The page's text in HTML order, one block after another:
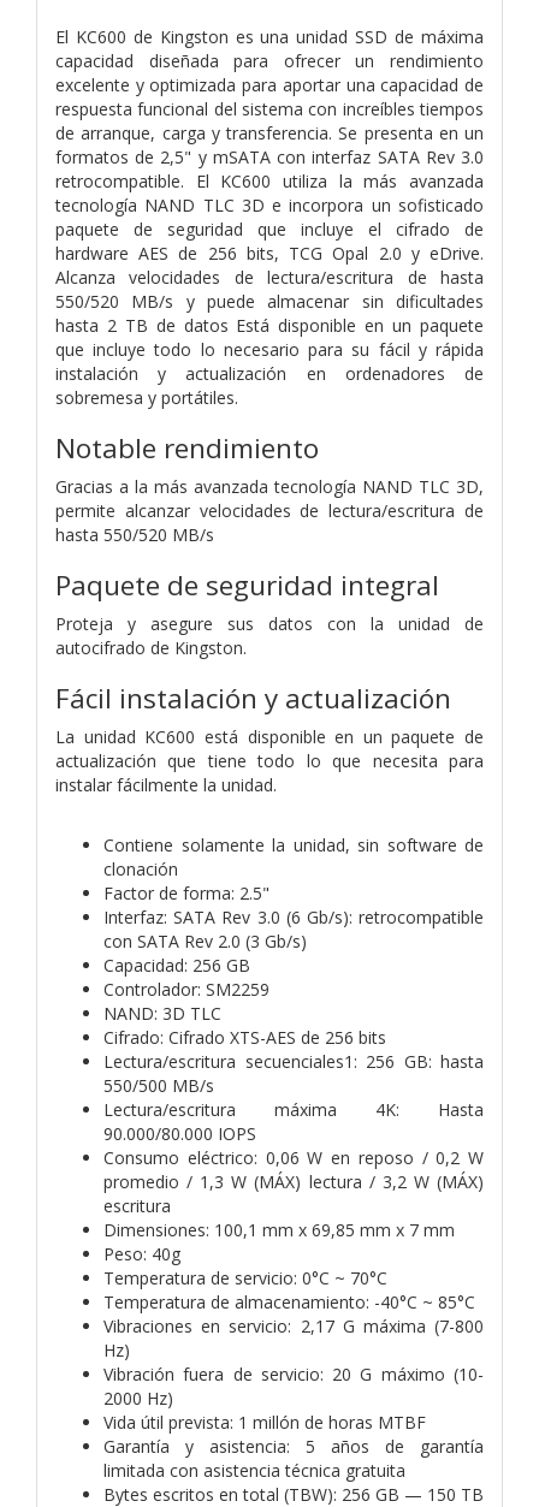
El KC600 de Kingston es una unidad SSD de máxima
capacidad diseñada para ofrecer un rendimiento
excelente y optimizada para aportar una capacidad de
respuesta funcional del sistema con increíbles tiempos
de arranque, carga y transferencia. Se presenta en un
formatos de 2,5" y mSATA con interfaz SATA Rev 3.0
retrocompatible. El KC600 utiliza la más avanzada
tecnología NAND TLC 3D e incorpora un sofisticado
paquete de seguridad que incluye el cifrado de
hardware AES de 256 bits, TCG Opal 2.0 y eDrive.
Alcanza velocidades de lectura/escritura de hasta
550/520 MB/s y puede almacenar sin dificultades
hasta 2 TB de datos Está disponible en un paquete
que incluye todo lo necesario para su fácil y rápida
instalación y actualización en ordenadores de
sobremesa y portátiles.
Notable rendimiento
Gracias a la más avanzada tecnología NAND TLC 3D,
permite alcanzar velocidades de lectura/escritura de
hasta 550/520 MB/s
Paquete de seguridad integral
Proteja y asegure sus datos con la unidad de
autocifrado de Kingston.
Fácil instalación y actualización
La unidad KC600 está disponible en un paquete de
actualización que tiene todo lo que necesita para
instalar fácilmente la unidad.
Contiene solamente la unidad, sin software de
clonación
Factor de forma: 2.5"
Interfaz: SATA Rev 3.0 (6 Gb/s): retrocompatible
con SATA Rev 2.0 (3 Gb/s)
Capacidad: 256 GB
Controlador: SM2259
NAND: 3D TLC
Cifrado: Cifrado XTS-AES de 256 bits
Lectura/escritura secuenciales1: 256 GB: hasta
550/500 MB/s
Lectura/escritura máxima 4K: Hasta
90.000/80.000 IOPS
Consumo eléctrico: 0,06 W en reposo / 0,2 W
promedio / 1,3 W (MÁX) lectura / 3,2 W (MÁX)
escritura
Dimensiones: 100,1 mm x 69,85 mm x 7 mm
Peso: 40g
Temperatura de servicio: 0°C ~ 70°C
Temperatura de almacenamiento: -40°C ~ 85°C
Vibraciones en servicio: 2,17 G máxima (7-800
Hz)
Vibración fuera de servicio: 20 G máximo (10-
2000 Hz)
Vida útil prevista: 1 millón de horas MTBF
Garantía y asistencia: 5 años de garantía
limitada con asistencia técnica gratuita
Bytes escritos en total (TBW): 256 GB — 150 TB